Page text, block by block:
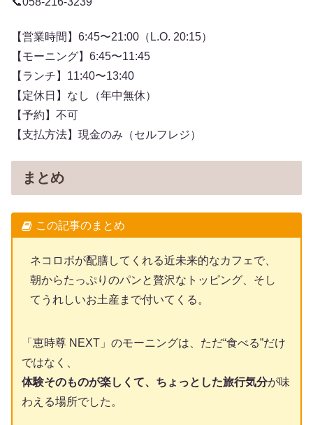
【営業時間】6:45〜21:00（L.O. 20:15）
【モーニング】6:45〜11:45
【ランチ】11:40〜13:40
【定休日】なし（年中無休）
【予約】不可
【支払方法】現金のみ（セルフレジ）
まとめ
この記事のまとめ
ネコロボが配膳してくれる近未来的なカフェで、
朝からたっぷりのパンと贅沢なトッピング、そし
てうれしいお土産まで付いてくる。
「恵時尊 NEXT」のモーニングは、ただ“食べる”だけ
ではなく、
体験そのものが楽しくて、ちょっとした旅行気分が味
わえる場所でした。